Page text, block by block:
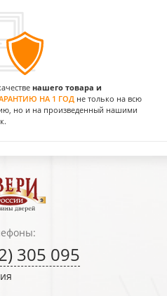
нашего товара и
НА 1 ГОД не только на всю
но и на произведенный нашими
305 095